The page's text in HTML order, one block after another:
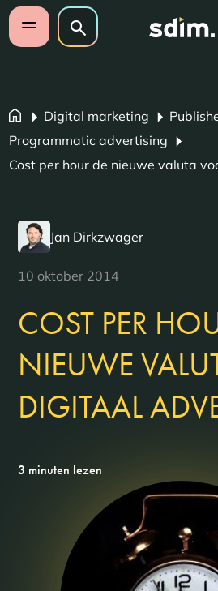
Navigatie overslaan
Open mobiel menu
Zoeken op website
Zoeken
Digital marketing
Programmatic advertising
Cost per hour de nieuwe valuta
Jan Dirkzwager
10 oktober 2014
COST PER
NIEUWE
DIGITAAL
3 minuten lezen